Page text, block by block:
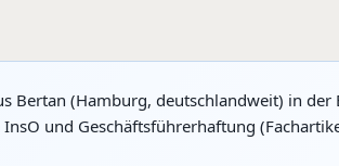
(Hamburg, deutschlandweit) in der
und Geschäftsführerhaftung